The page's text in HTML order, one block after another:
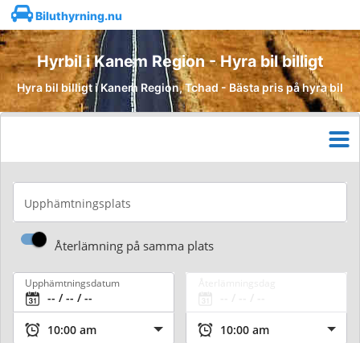
Biluthyrning.nu
Hyrbil i Kanem Region - Hyra bil billigt
Hyra bil billigt i Kanem Region, Tchad - Bästa pris på hyra bil
Upphämtningsplats
Återlämning på samma plats
Upphämtningsdatum